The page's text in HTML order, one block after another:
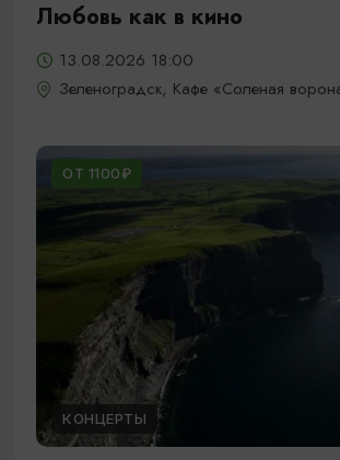
Любовь как в кино
13.08.2026 18:00
Зеленоградск, Кафе «Соленая
ОТ 1100₽
КОНЦЕРТЫ